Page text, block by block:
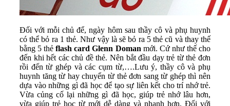
Đối với mỗi chủ để, ngày hôm sau thầy cô và phụ huynh
có thể bỏ ra 1 thẻ. Như vậy là sẽ bỏ ra 5 thẻ cũ và thay thế
bằng 5 thẻflash card Glenn Doman mới. Cứ như thế cho
đến khi hết các chủ đề thẻ. Nên bắt đầu dạy trẻ từ thẻ đơn
rồi đến từ ghép và các cụm từ,….Lưu ý, thầy cô và phụ
huynh tăng từ hay chuyển từ thẻ đơn sang từ ghép thì nên
dựa vào những gì đã học để tạo sự liên kết cho trí nhớ trẻ.
Vừa củng cố lại những gì đã học, giúp trẻ nhớ lâu hơn,
vừa giúp trẻ học từ mới dễ dàng và nhanh hơn. Đối với